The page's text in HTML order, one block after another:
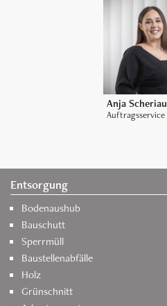
Anja Scheriau
Auftragsservice
Entsorgung
Bodenaushub
Bauschutt
Sperrmüll
Baustellenabfälle
Holz
Grünschnitt